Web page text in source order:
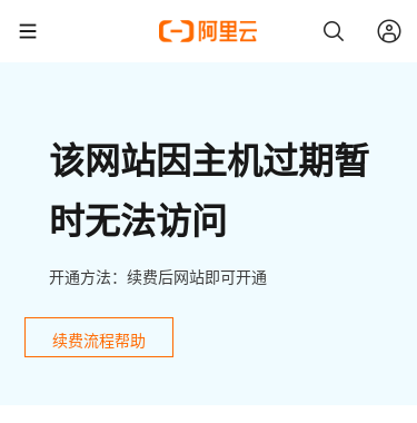
该网站因主机过期暂
时无法访问
开通方法：续费后网站即可开通
续费流程帮助